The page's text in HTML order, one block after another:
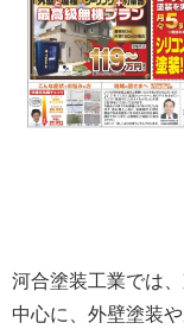
河合塗装工業では
中心に、外壁塗装